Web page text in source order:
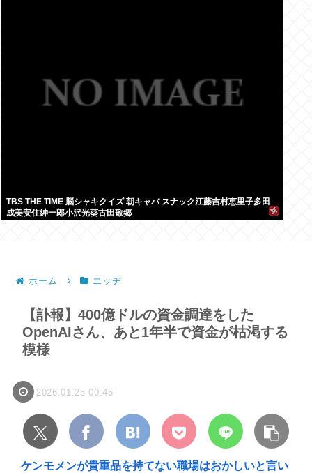
TBS THE TIME 脳シャキクイズ 朝キャバ スナック江藤吉村恵里子多田
成美安住紳一郎小沢光葵古田敬郷
ホーム エッヂ
【訃報】400億ドルの資金調達をした
OpenAIさん、あと1年半で資金が枯渇する
模様
2026.01.25 00:45
ケンモメンが貴重品を持てない職場はおかしいと言い